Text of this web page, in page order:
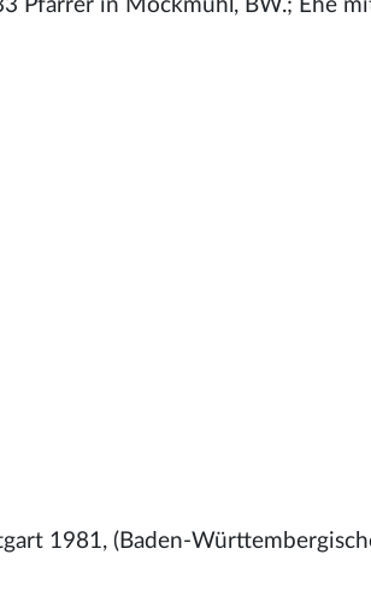
Pfarrer in Möckmühl, BW.; Ehe
1981, (Baden-